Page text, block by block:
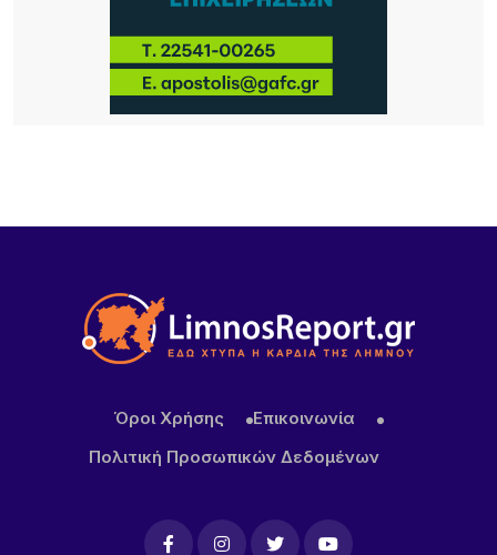
8 ΏΡΕΣ ΠΡΙΝ
Ο Σύλλογος Φίλων της Παλιάς Μητρόπολης για
την ακύρωση εκτέλεση του έργου «Συντήρηση –
μελτέμια η έξοδος του Δεκαπεντάγουστου
Όροι Χρήσης
Επικοινωνία
Πολιτική Προσωπικών Δεδομένων